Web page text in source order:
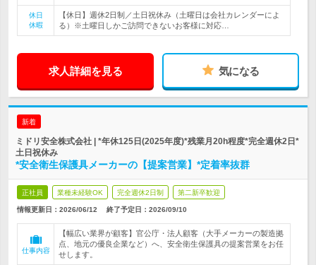
休日
休暇
【休日】週休2日制／土日祝休み（土曜日は会社カレンダーによ
る）※土曜日しかご訪問できないお客様に対応…
求人詳細を見る 気になる
新着
ミドリ安全株式会社 | *年休125日(2025年度)*残業月20h程度*完全週休2日*
土日祝休み
*安全衛生保護具メーカーの【提案営業】*定着率抜群
正社員 業種未経験OK 完全週休2日制 第二新卒歓迎
情報更新日：2026/06/12 終了予定日： 2026/09/10
仕事内容
【幅広い業界が顧客】官公庁・法人顧客（大手メーカーの製造拠
点、地元の優良企業など）へ、安全衛生保護具の提案営業をお任
せします。